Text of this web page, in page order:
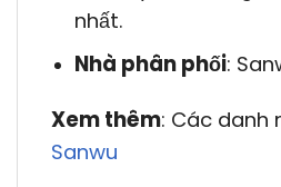
nhất.
Nhà phân phối:
Xem thêm: Các danh
Sanwu